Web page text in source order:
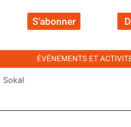
S'abonner
ÉVÉNEMENTS ET
Sokal